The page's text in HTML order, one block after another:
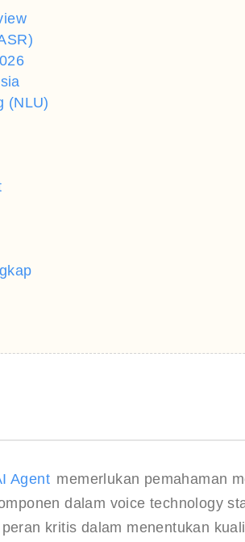
(NLU)
Agent memerlukan pemahaman
dalam voice technology
kritis dalam menentukan